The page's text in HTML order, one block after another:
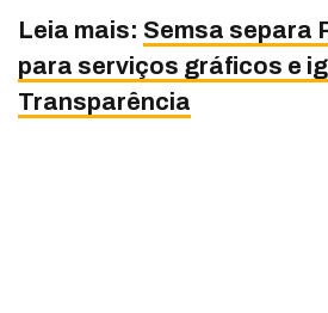
Leia mais: Semsa separa
para serviços gráficos e
Transparência